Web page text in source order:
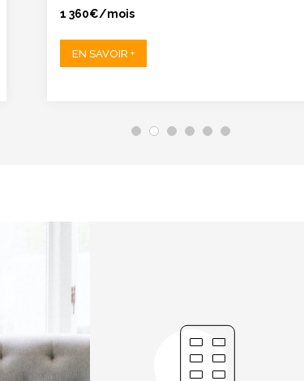
1 360€/mois
EN SAVOIR +